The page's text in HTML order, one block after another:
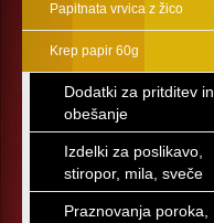
Papitnata vrvica z žico
Krep papir 60g
Dodatki za pritditev in
obešanje
Izdelki za poslikavo,
stiropor, mila, sveče
Praznovanja poroka,